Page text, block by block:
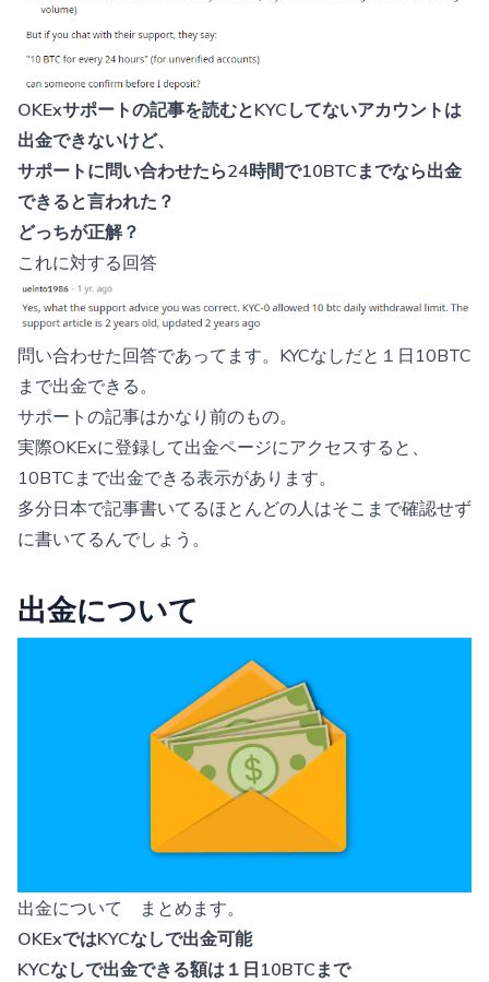
OKExサポートの記事を読むとKYCしてないアカウントは
出金できないけど、
サポートに問い合わせたら24時間で10BTCまでなら出金
できると言われた？
どっちが正解？
これに対する回答
問い合わせた回答であってます。KYCなしだと１日10BTC
まで出金できる。
サポートの記事はかなり前のもの。
実際OKExに登録して出金ページにアクセスすると、
10BTCまで出金できる表示があります。
多分日本で記事書いてるほとんどの人はそこまで確認せず
に書いてるんでしょう。
出金について
出金について まとめます。
OKExではKYCなしで出金可能
KYCなしで出金できる額は１日10BTCまで